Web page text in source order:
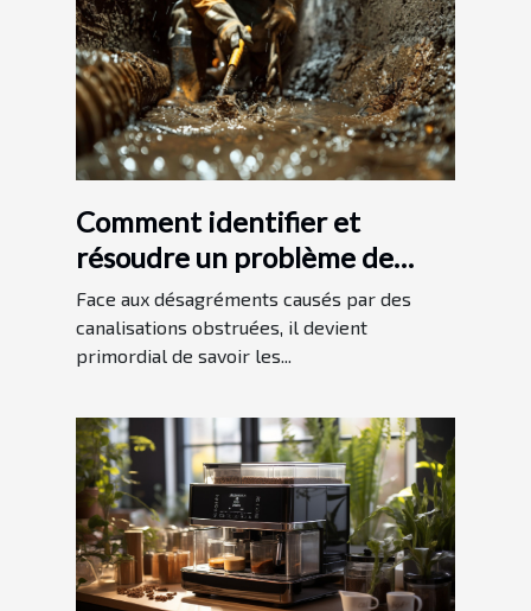
Comment identifier et
résoudre un problème de
canalisations bouchées
Face aux désagréments causés par des
canalisations obstruées, il devient
primordial de savoir les...